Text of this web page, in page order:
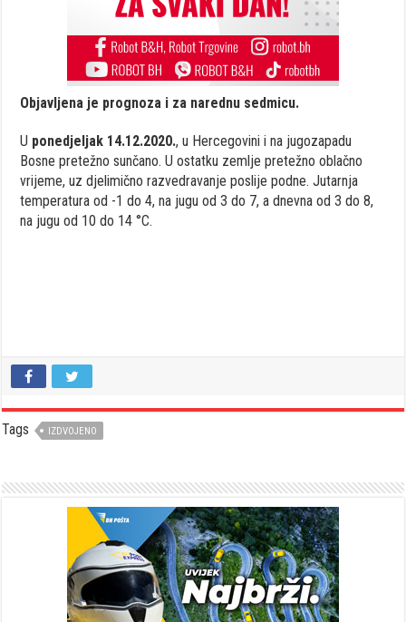
Objavljena je prognoza i za narednu sedmicu.
U ponedjeljak 14.12.2020., u Hercegovini i na jugozapadu
Bosne pretežno sunčano. U ostatku zemlje pretežno oblačno
vrijeme, uz djelimično razvedravanje poslije podne. Jutarnja
temperatura od -1 do 4, na jugu od 3 do 7, a dnevna od 3 do 8,
na jugu od 10 do 14 °C.
Tags IZDVOJENO